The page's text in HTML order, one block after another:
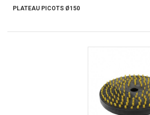
PLATEAU PICOTS Ø150